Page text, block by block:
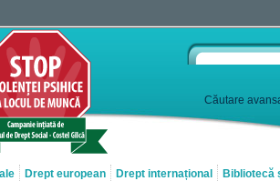
Căutare
Drept european Drept internațional Bibliotecă